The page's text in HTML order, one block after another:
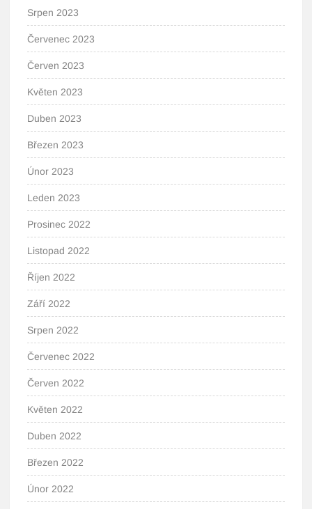
Srpen 2023
Červenec 2023
Červen 2023
Květen 2023
Duben 2023
Březen 2023
Únor 2023
Leden 2023
Prosinec 2022
Listopad 2022
Říjen 2022
Září 2022
Srpen 2022
Červenec 2022
Červen 2022
Květen 2022
Duben 2022
Březen 2022
Únor 2022